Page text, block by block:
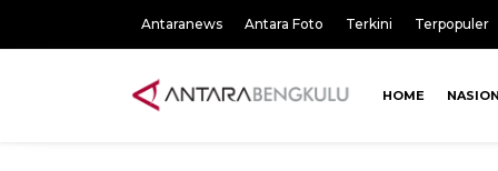
Antaranews Antara Foto Terkini Terpopuler
HOME